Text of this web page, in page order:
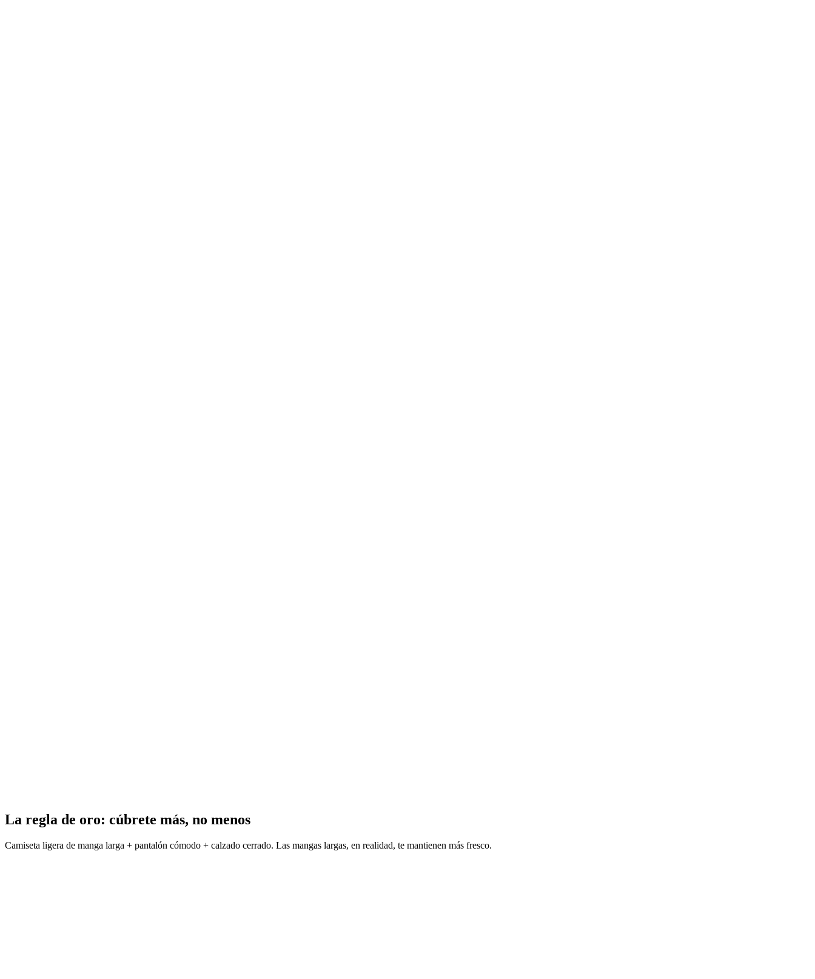
La regla de oro: cúbrete más, no menos
Camiseta ligera de manga larga + pantalón cómodo + calzado cerrado. Las mangas largas, en realidad, te mantienen más fresco.